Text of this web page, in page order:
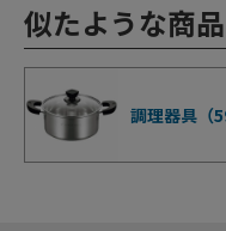
似たような商
調理器具（